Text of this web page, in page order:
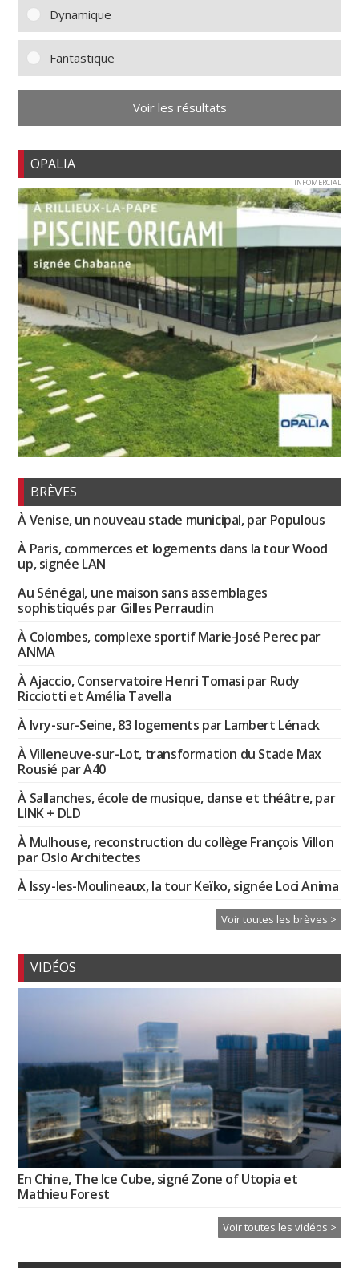
Dynamique
Fantastique
Voir les résultats
OPALIA
INFOMERCIAL
BRÈVES
À Venise, un nouveau stade municipal, par Populous
À Paris, commerces et logements dans la tour Wood
up, signée LAN
Au Sénégal, une maison sans assemblages
sophistiqués par Gilles Perraudin
À Colombes, complexe sportif Marie-José Perec par
ANMA
À Ajaccio, Conservatoire Henri Tomasi par Rudy
Ricciotti et Amélia Tavella
À Ivry-sur-Seine, 83 logements par Lambert Lénack
À Villeneuve-sur-Lot, transformation du Stade Max
Rousié par A40
À Sallanches, école de musique, danse et théâtre, par
LINK + DLD
À Mulhouse, reconstruction du collège François Villon
par Oslo Architectes
À Issy-les-Moulineaux, la tour Keïko, signée Loci Anima
Voir toutes les brèves >
VIDÉOS
En Chine, The Ice Cube, signé Zone of Utopia et
Mathieu Forest
Voir toutes les vidéos >